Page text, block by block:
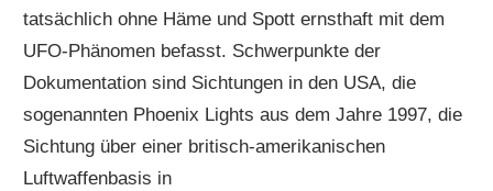
tatsächlich ohne Häme und Spott ernsthaft mit dem
UFO-Phänomen befasst. Schwerpunkte der
Dokumentation sind Sichtungen in den USA, die
sogenannten Phoenix Lights aus dem Jahre 1997, die
Sichtung über einer britisch-amerikanischen
Luftwaffenbasis in